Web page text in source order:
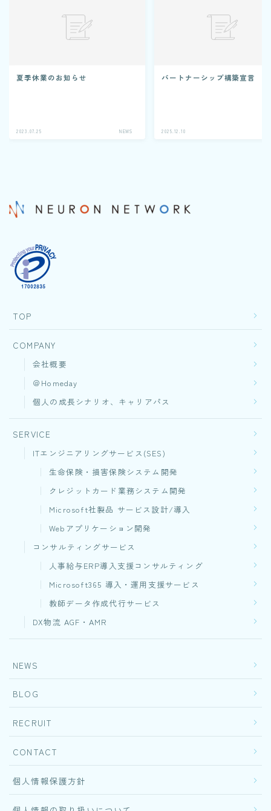
夏季休業のお知らせ
2023.07.25 NEWS
パートナーシップ構築宣言
2025.12.10
TOP
COMPANY
会社概要
＠Homeday
個人の成長シナリオ、キャリアパス
SERVICE
ITエンジニアリングサービス(SES)
生命保険・損害保険システム開発​
クレジットカード業務システム開発
Microsoft社製品 サービス設計/導入
Webアプリケーション開発​
コンサルティングサービス
人事給与ERP導入支援コンサルティング
Microsoft365 導入・運用支援サービス
教師データ作成代行サービス
DX物流 AGF・AMR
NEWS
BLOG
RECRUIT
CONTACT
個人情報保護方針